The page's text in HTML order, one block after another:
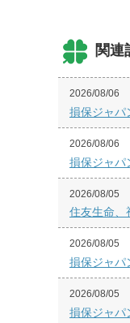
関連
2026/08/06
損保ジャパ
2026/08/06
損保ジャパ
2026/08/05
住友生命、
2026/08/05
損保ジャパ
2026/08/05
損保ジャパ